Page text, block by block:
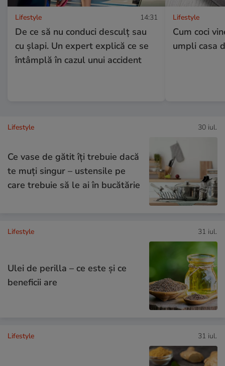
Lifestyle 14:31
De ce să nu conduci desculț sau
cu șlapi. Un expert explică ce se
întâmplă în cazul unui accident
Lifestyle
Cum coci
umpli casa
Lifestyle 30 iul.
Ce vase de gătit îți trebuie dacă
te muți singur – ustensile pe
care trebuie să le ai în bucătărie
Lifestyle 31 iul.
Ulei de perilla – ce este și ce
beneficii are
Lifestyle 31 iul.